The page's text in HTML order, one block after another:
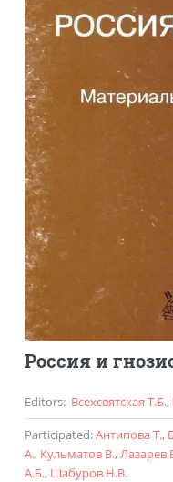
Россия и
Editors: Всехсвятская Т.Б.,
Participated:Антипова Т.,
А., Кульматов В., Лазарев
А.Б., Шабуров Н.В.